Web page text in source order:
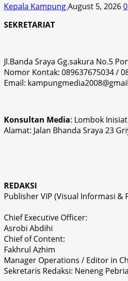
Kepala KampungAugust 5, 20260
SEKRETARIAT
Jl.Banda Sraya Gg.sakura No.5
Nomor Kontak: 089637675034 /
Email:
Konsultan Media: Lombok
Alamat: Jalan Bhanda Sraya 23
REDAKSI
Publisher VIP (Visual Informasi &
Chief Executive Officer:
Asrobi Abdihi
Chief of Content:
Fakhrul Azhim
Manager Operations / Editor in
Sekretaris Redaksi: Neneng